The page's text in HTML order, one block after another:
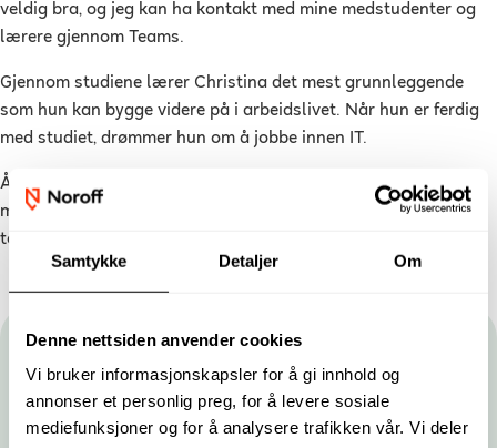
Samtykke Detaljer Om
Denne nettsiden anvender cookies
Vi bruker informasjonskapsler for å gi innhold og
annonser et personlig preg, for å levere sosiale
mediefunksjoner og for å analysere trafikken vår. Vi deler
veldig bra, og jeg kan ha kontakt med mine medstudenter og
lærere gjennom Teams.
Gjennom studiene lærer Christina det mest grunnleggende
som hun kan bygge videre på i arbeidslivet. Når hun er ferdig
med studiet, drømmer hun om å jobbe innen IT.
Årsstudiet i Nettverks- og systemadministrasjongir også
muligheten til å søke seg direkte inn på andreåret av den
toårige utdanningen i
Hold deg oppdatert
Gjør som tusenvis av studenter og få nyhetsbrev fra
Noroff. Du kan når som helst melde deg av.